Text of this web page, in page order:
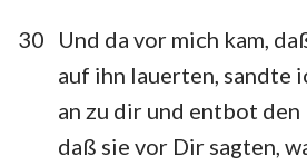
30
Und da vor mich kam,
auf ihn lauerten, sandte
an zu dir und entbot den
daß sie vor Dir sagten,